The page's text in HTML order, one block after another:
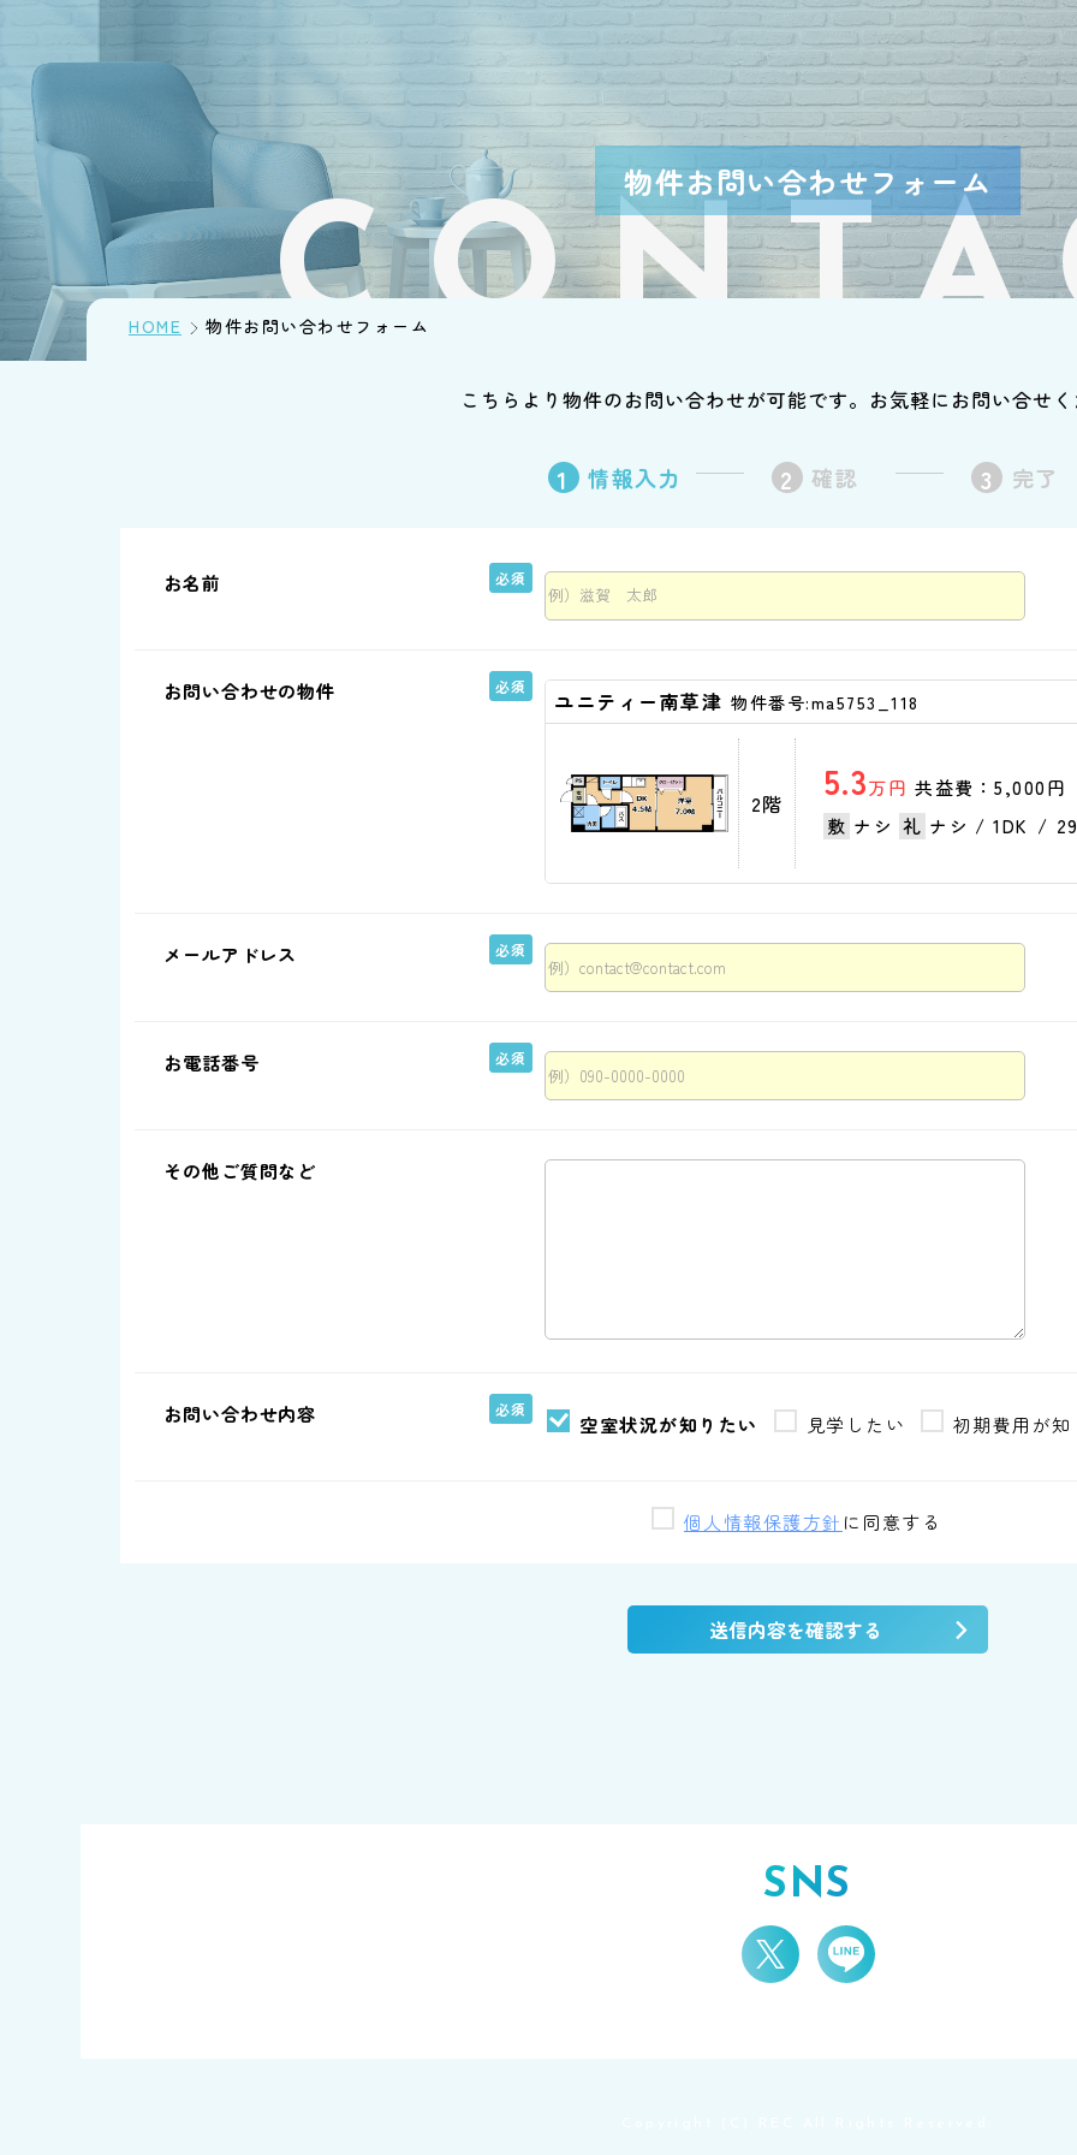
物件お問い合わせフォーム
HOME 物件お問い合わせフォーム
こちらより物件のお問い合わせが可能です。 お気軽にお問い合せく
1 情報入力 2 確認 3 完了
お名前
お問い合わせの物件 ユニティー南草津 物件番号:ma5753_118
2階 5.3万円 共益費：5,000円
ナシ
ナシ 1DK
メールアドレス
お電話番号
その他ご質問など
お問い合わせ内容 空室状況が知りたい 見学したい 初期費用が知
個人情報保護方針 に同意する
送信内容を確認する
SNS